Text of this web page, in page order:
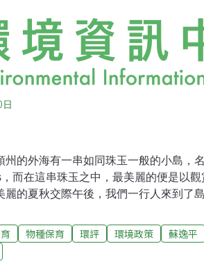
州的外海有一串如同珠玉一般的小島，
而在這串珠玉之中，最美麗的便是以
麗的夏秋交際午後，我們一行人來到了
門就可以看見時時有鯨群出沒的太平海
的樹林，常常會有不怕生的黑尾鹿、浣
的不速之客是來要你請吃飯的，只要有
物種保育 環評 環境政策
蘇逸平